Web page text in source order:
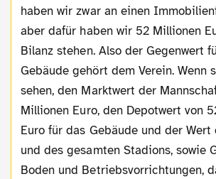
haben wir zwar an einen
aber dafür haben wir 52 Millionen
Bilanz stehen. Also der Gegenwert
Gebäude gehört dem Verein. Wenn
sehen, den Marktwert der
Millionen Euro, den Depotwert von
Euro für das Gebäude und der
und des gesamten Stadions, sowie
Boden und Betriebsvorrichtungen,